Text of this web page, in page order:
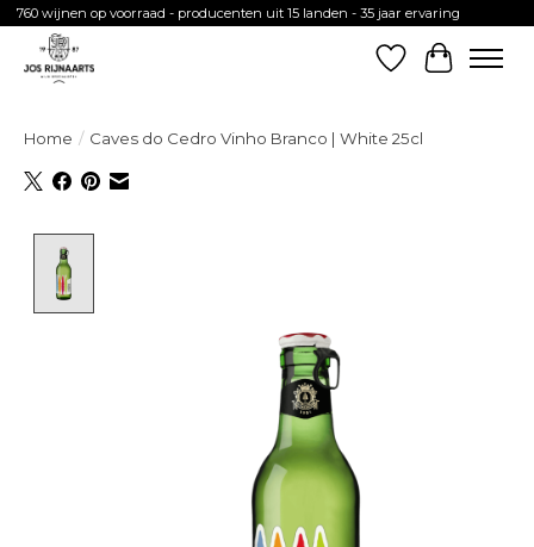
760 wijnen op voorraad - producenten uit 15 landen - 35 jaar ervaring
Verlanglijst
Home / Caves do Cedro Vinho Branco | White 25cl